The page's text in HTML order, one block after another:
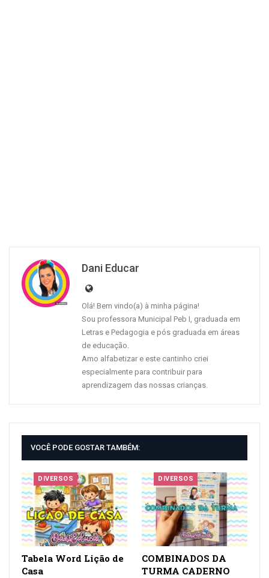
Dani Educar
Olá! Bem vindo(a) à minha página!
Sou professora Municipal Peb I, graduada em
Letras e Pedagogia e pós graduada em áreas
de educação.
Amo alfabetizar e este cantinho criei
especialmente para contribuir para
aprendizagem das nossas crianças.
VOCÊ PODE GOSTAR TAMBÉM:
DIVERSOS
Tabela Word Lição de
Casa
DIVERSOS
COMBINADOS DA
TURMA CADERNO